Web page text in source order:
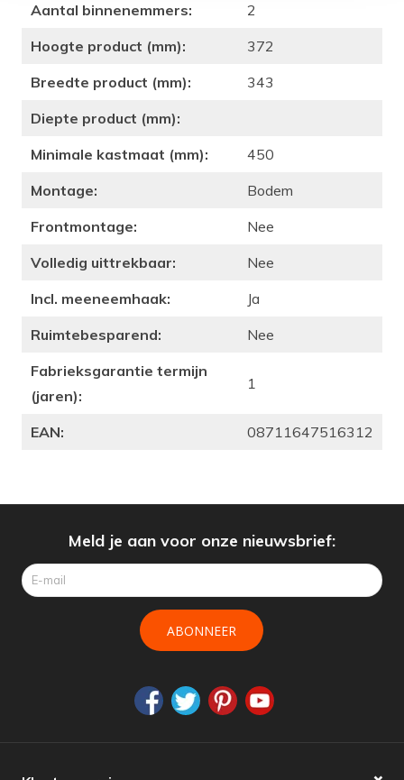
Aantal binnenemmers:
2
Hoogte product (mm):
372
Breedte product (mm):
343
Diepte product (mm):
Minimale kastmaat (mm):
450
Montage:
Bodem
Frontmontage:
Nee
Volledig uittrekbaar:
Nee
Incl. meeneemhaak:
Ja
Ruimtebesparend:
Nee
Fabrieksgarantie termijn
(jaren):
1
EAN: 08711647516312
Meld je aan voor onze nieuwsbrief:
ABONNEER